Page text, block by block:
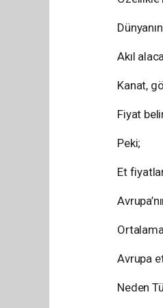
Akıl
Kanat,
Fiyat
Peki;
Et
Avrupa
Neden